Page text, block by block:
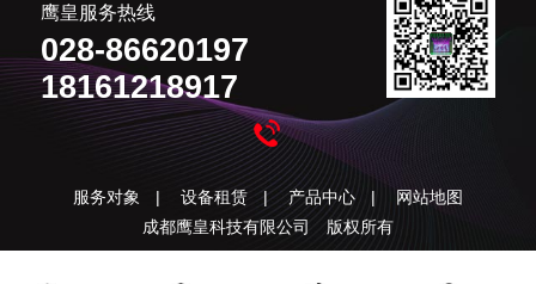
鹰皇服务热线
028-86620197
18161218917
服务对象 | 设备租赁 | 产品中心 |
网站地图
成都鹰皇科技有限公司 版权所有